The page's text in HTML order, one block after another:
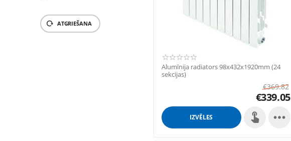
ATGRIEŠANA
Alumīnija radiators 98x432x1920mm (24
sekcijas)
€369.82
€339.05
IZVĒLES 